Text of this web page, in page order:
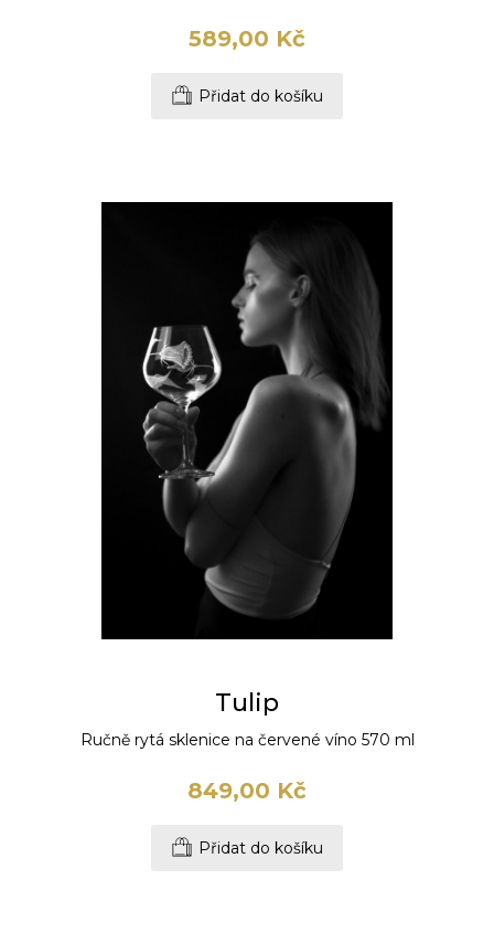
589,00 Kč
Přidat do košíku
Tulip
Ručně rytá sklenice na červené víno 570 ml
849,00 Kč
Přidat do košíku